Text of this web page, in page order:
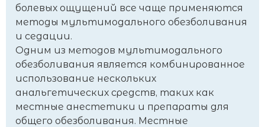
болевых ощущений все чаще применяются
методы мультимодального обезболивания
и седации.
Одним из методов мультимодального
обезболивания является комбинированное
использование нескольких
анальгетических средств, таких как
местные анестетики и препараты для
общего обезболивания. Местные